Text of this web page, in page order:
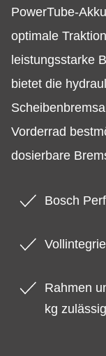
PowerTube-
optimale
leistungsstarke
bietet die
Vorderrad
dosierbare
Bosch
Rahmen
kg